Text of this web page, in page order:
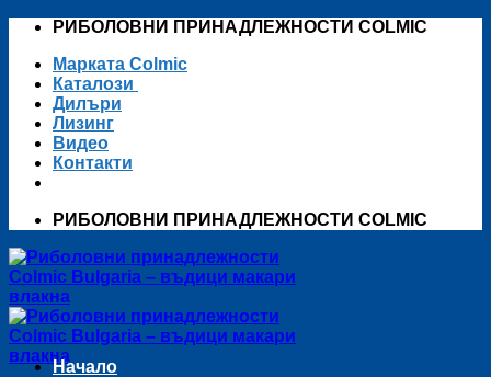
Skip
content
РИБОЛОВНИ ПРИНАДЛЕЖНОСТИ COLMIC
Марката Colmic
Каталози
Дилъри
Лизинг
Видео
Контакти
РИБОЛОВНИ ПРИНАДЛЕЖНОСТИ COLMIC
Начало